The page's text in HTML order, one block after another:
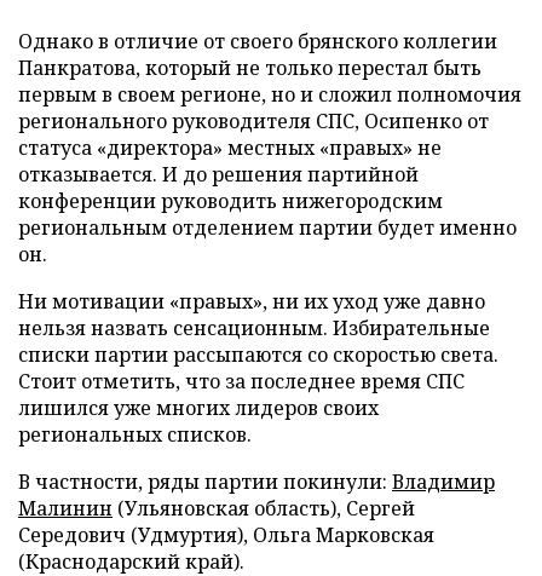
Однако в отличие от своего брянского коллегии
Панкратова, который не только перестал быть
первым в своем регионе, но и сложил полномочия
регионального руководителя СПС, Осипенко от
статуса «директора» местных «правых» не
отказывается. И до решения партийной
конференции руководить нижегородским
региональным отделением партии будет именно
он.
Ни мотивации «правых», ни их уход уже давно
нельзя назвать сенсационным. Избирательные
списки партии рассыпаются со скоростью света.
Стоит отметить, что за последнее время СПС
лишился уже многих лидеров своих
региональных списков.
В частности, ряды партии покинули: Владимир
Малинин (Ульяновская область), Сергей
Середович (Удмуртия), Ольга Марковская
(Краснодарский край).